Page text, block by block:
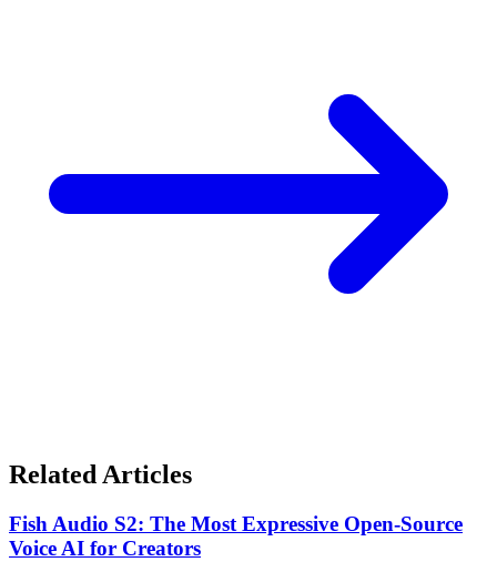
Related Articles
Fish Audio S2: The Most Expressive Open-Source
Voice AI for Creators